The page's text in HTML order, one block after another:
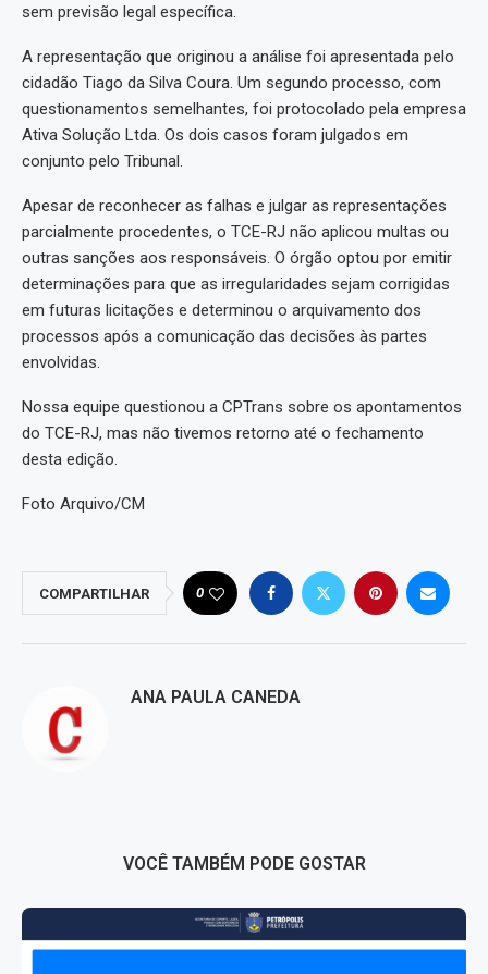
sem previsão legal específica.
A representação que originou a análise foi apresentada pelo
cidadão Tiago da Silva Coura. Um segundo processo, com
questionamentos semelhantes, foi protocolado pela empresa
Ativa Solução Ltda. Os dois casos foram julgados em
conjunto pelo Tribunal.
Apesar de reconhecer as falhas e julgar as representações
parcialmente procedentes, o TCE-RJ não aplicou multas ou
outras sanções aos responsáveis. O órgão optou por emitir
determinações para que as irregularidades sejam corrigidas
em futuras licitações e determinou o arquivamento dos
processos após a comunicação das decisões às partes
envolvidas.
Nossa equipe questionou a CPTrans sobre os apontamentos
do TCE-RJ, mas não tivemos retorno até o fechamento
desta edição.
Foto Arquivo/CM
COMPARTILHAR 0
ANA PAULA CANEDA
VOCÊ TAMBÉM PODE GOSTAR